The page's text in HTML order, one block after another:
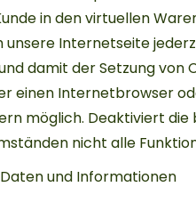
in den virtuellen
unsere Internetseite
damit der Setzung
einen Internetbrowser
möglich. Deaktiviert
nicht alle
und Informationen